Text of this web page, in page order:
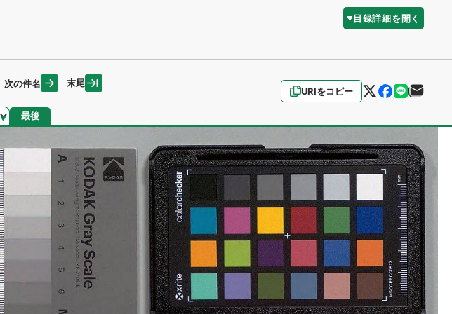
目録詳細を開く
URIをコピー
次の件名 末尾
最後